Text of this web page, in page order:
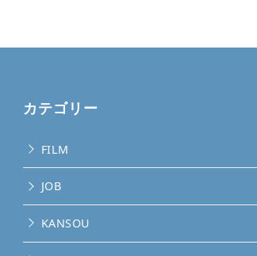
カテゴリー
FILM
JOB
KANSOU